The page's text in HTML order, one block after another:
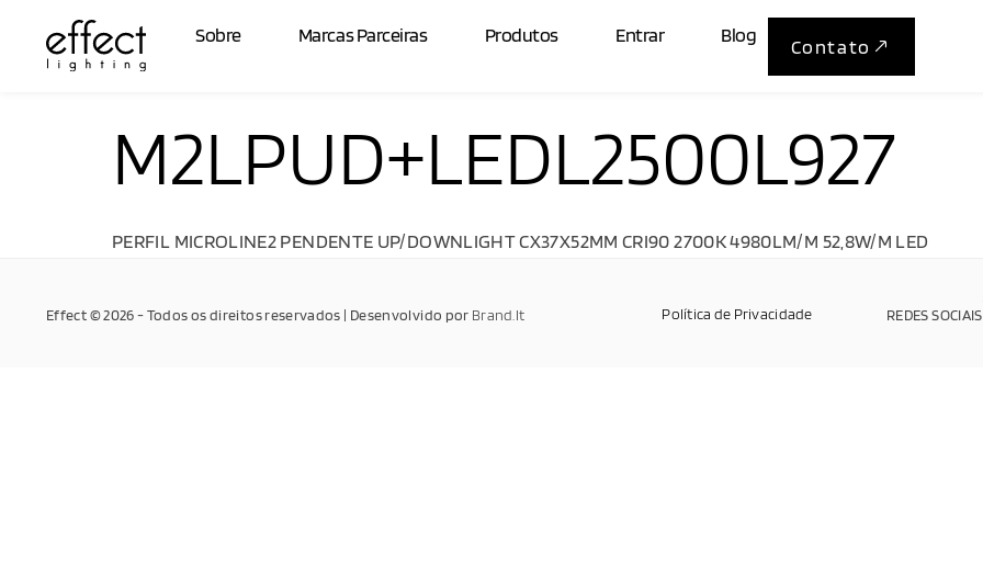
Sobre Marcas Parceiras Produtos Entrar Blog
Contato
M2LPUD+LEDL2500L927
PERFIL MICROLINE2 PENDENTE UP/DOWNLIGHT CX37X52MM CRI90 2700K 4980LM/M 52,8W/M LED
Effect © 2026 - Todos os direitos reservados | Desenvolvido por Brand.It Política de Privacidade REDES SOCIAIS